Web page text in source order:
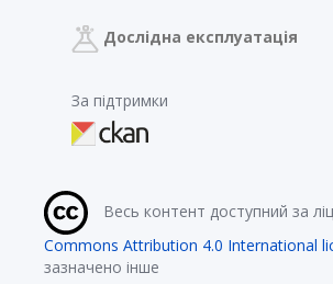
Дослідна експлуатація
За підтримки
Весь контент доступний за
Commons Attribution 4.0 International
зазначено інше